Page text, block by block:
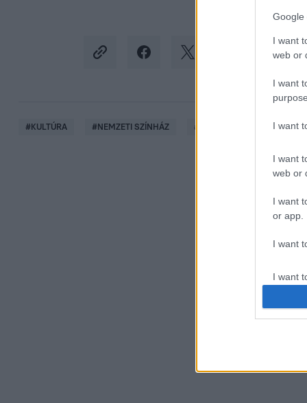
Google
I want
web or
I want
I want
I want
web or
I want
or app.
I want
I want
#KULTÚRA #NEMZETI SZÍNHÁZ # #